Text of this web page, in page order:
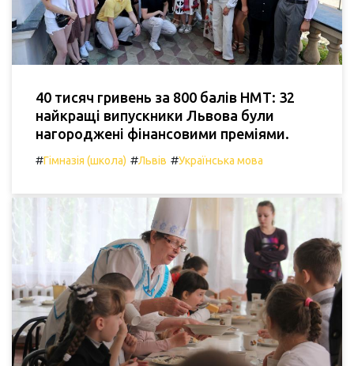
40 тисяч гривень за 800 балів НМТ: 32
найкращі випускники Львова були
нагороджені фінансовими преміями.
#Гімназія (школа) #Львів #Українська мова